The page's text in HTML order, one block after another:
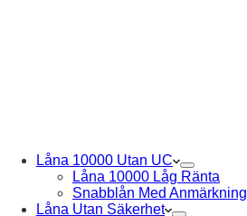
Låna 10000 Utan UC
Låna 10000 Låg Ränta
Snabblån Med Anmärkning
Låna Utan Säkerhet